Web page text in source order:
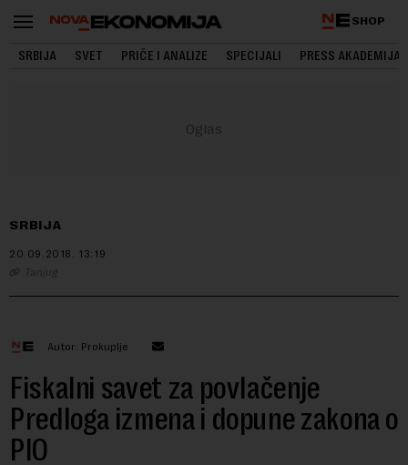
SHOP
SRBIJA SVET PRIČE I ANALIZE SPECIJALI PRESS AKADEMIJA
SRBIJA
20.09.2018. 13:19
Tanjug
Autor: Prokuplje
Fiskalni savet za povlačenje
Predloga izmena i dopune zakona o
PIO